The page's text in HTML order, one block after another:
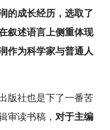
的成长经历，选取了
叙述语言上侧重体现
作为科学家与普通人
版社也是下了一番苦
审读书稿， 对于主编